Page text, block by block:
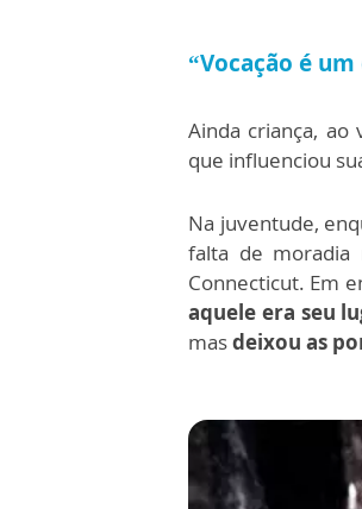
“Vocação é
Ainda criança, ao
que influenciou
Na juventude,
falta de moradia
Connecticut. Em
aquele era seu
masdeixou as